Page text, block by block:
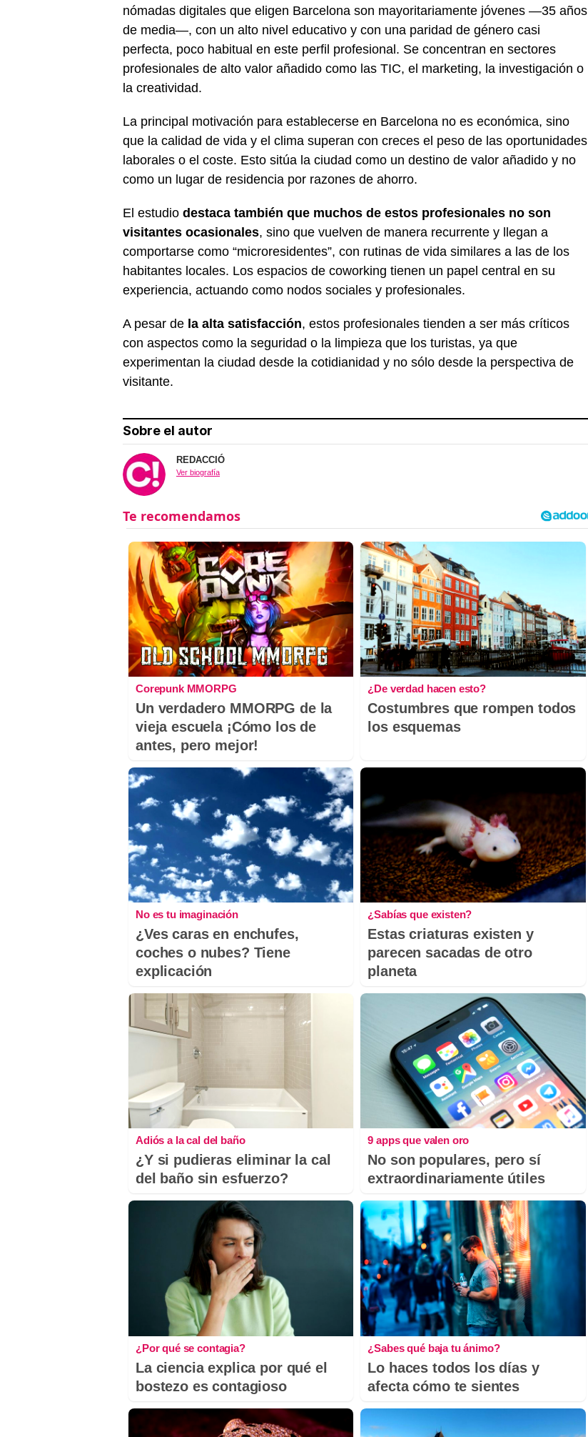
nómadas digitales que eligen Barcelona son mayoritariamente jóvenes —35 años
de media—, con un alto nivel educativo y con una paridad de género casi
perfecta, poco habitual en este perfil profesional. Se concentran en sectores
profesionales de alto valor añadido como las TIC, el marketing, la investigación o
la creatividad.
La principal motivación para establecerse en Barcelona no es económica, sino
que la calidad de vida y el clima superan con creces el peso de las oportunidades
laborales o el coste. Esto sitúa la ciudad como un destino de valor añadido y no
como un lugar de residencia por razones de ahorro.
El estudio destaca también que muchos de estos profesionales no son
visitantes ocasionales, sino que vuelven de manera recurrente y llegan a
comportarse como “microresidentes”, con rutinas de vida similares a las de los
habitantes locales. Los espacios de coworking tienen un papel central en su
experiencia, actuando como nodos sociales y profesionales.
A pesar de la alta satisfacción, estos profesionales tienden a ser más críticos
con aspectos como la seguridad o la limpieza que los turistas, ya que
experimentan la ciudad desde la cotidianidad y no sólo desde la perspectiva de
visitante.
Sobre el autor
REDACCIÓ
Ver biografía
Corepunk MMORPG
Un verdadero MMORPG de la
vieja escuela ¡Cómo los de
antes, pero mejor!
¿De verdad hacen esto?
Costumbres que rompen todos
los esquemas
No es tu imaginación
¿Ves caras en enchufes,
coches o nubes? Tiene
explicación
¿Sabías que existen?
Estas criaturas existen y
parecen sacadas de otro
planeta
Adiós a la cal del baño
¿Y si pudieras eliminar la cal
del baño sin esfuerzo?
9 apps que valen oro
No son populares, pero sí
extraordinariamente útiles
¿Por qué se contagia?
La ciencia explica por qué el
bostezo es contagioso
¿Sabes qué baja tu ánimo?
Lo haces todos los días y
afecta cómo te sientes